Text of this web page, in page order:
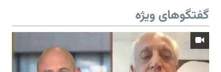
گفتگوهای ویژه